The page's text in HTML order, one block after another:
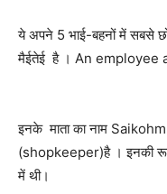
ये अपने 5 भाई-बहनों में सबसे
मैईतेई है । An employee
इनके माता का नाम
(shopkeeper)है । इनकी
में थी।